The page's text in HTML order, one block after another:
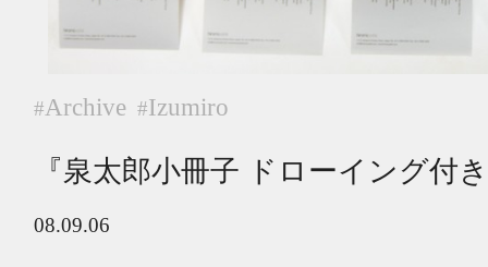
#Archive #Izumiro
『泉太郎小冊子 ドローイング付
08.09.06